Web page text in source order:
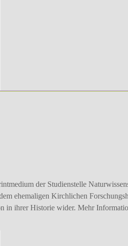
der Studienstelle
ehemaligen Kirchlichen
in ihrer Historie wider. Mehr